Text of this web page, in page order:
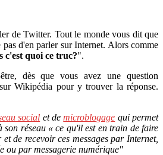
de Twitter. Tout le monde vous dit que
d'en parler sur Internet. Alors comme
c'est quoi ce truc?".
dès que vous avez une question
Wikipédia pour y trouver la réponse.
social et demicroblogage qui permet
réseau « ce qu'il est en train de faire
de recevoir ces messages par Internet,
ou par messagerie numérique"